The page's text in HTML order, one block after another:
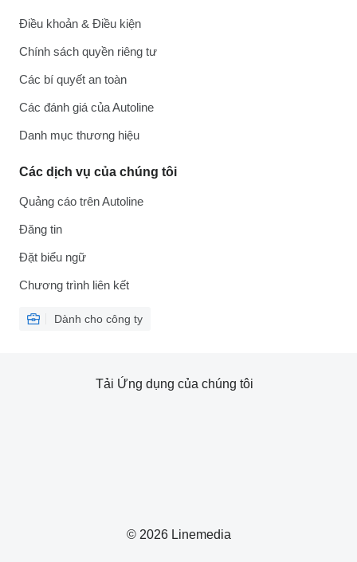
Điều khoản & Điều kiện
Chính sách quyền riêng tư
Các bí quyết an toàn
Các đánh giá của Autoline
Danh mục thương hiệu
Các dịch vụ của chúng tôi
Quảng cáo trên Autoline
Đăng tin
Đặt biểu ngữ
Chương trình liên kết
Dành cho công ty
© 2026 Linemedia
Tải Ứng dụng của chúng tôi